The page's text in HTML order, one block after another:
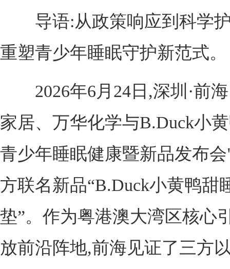
导语:从政策响应到科学护
重塑青少年睡眠守护新范式。
2026年6月24日,深圳·前海
家居、万华化学与B.Duck小
青少年睡眠健康暨新品发布
方联名新品“B.Duck小黄鸭甜
垫”。作为粤港澳大湾区核心
放前沿阵地,前海见证了三方